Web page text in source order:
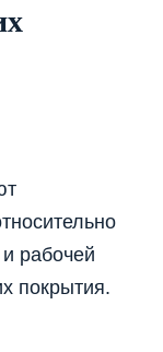
рабочей
покрытия.